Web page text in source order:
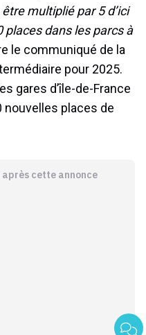
multiplié par 5 d’ici
dans les parcs à
le communiqué de la
pour 2025.
gares d’île-de-France
nouvelles places de
cette annonce